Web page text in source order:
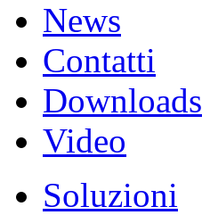
News
Contatti
Downloads
Video
Soluzioni